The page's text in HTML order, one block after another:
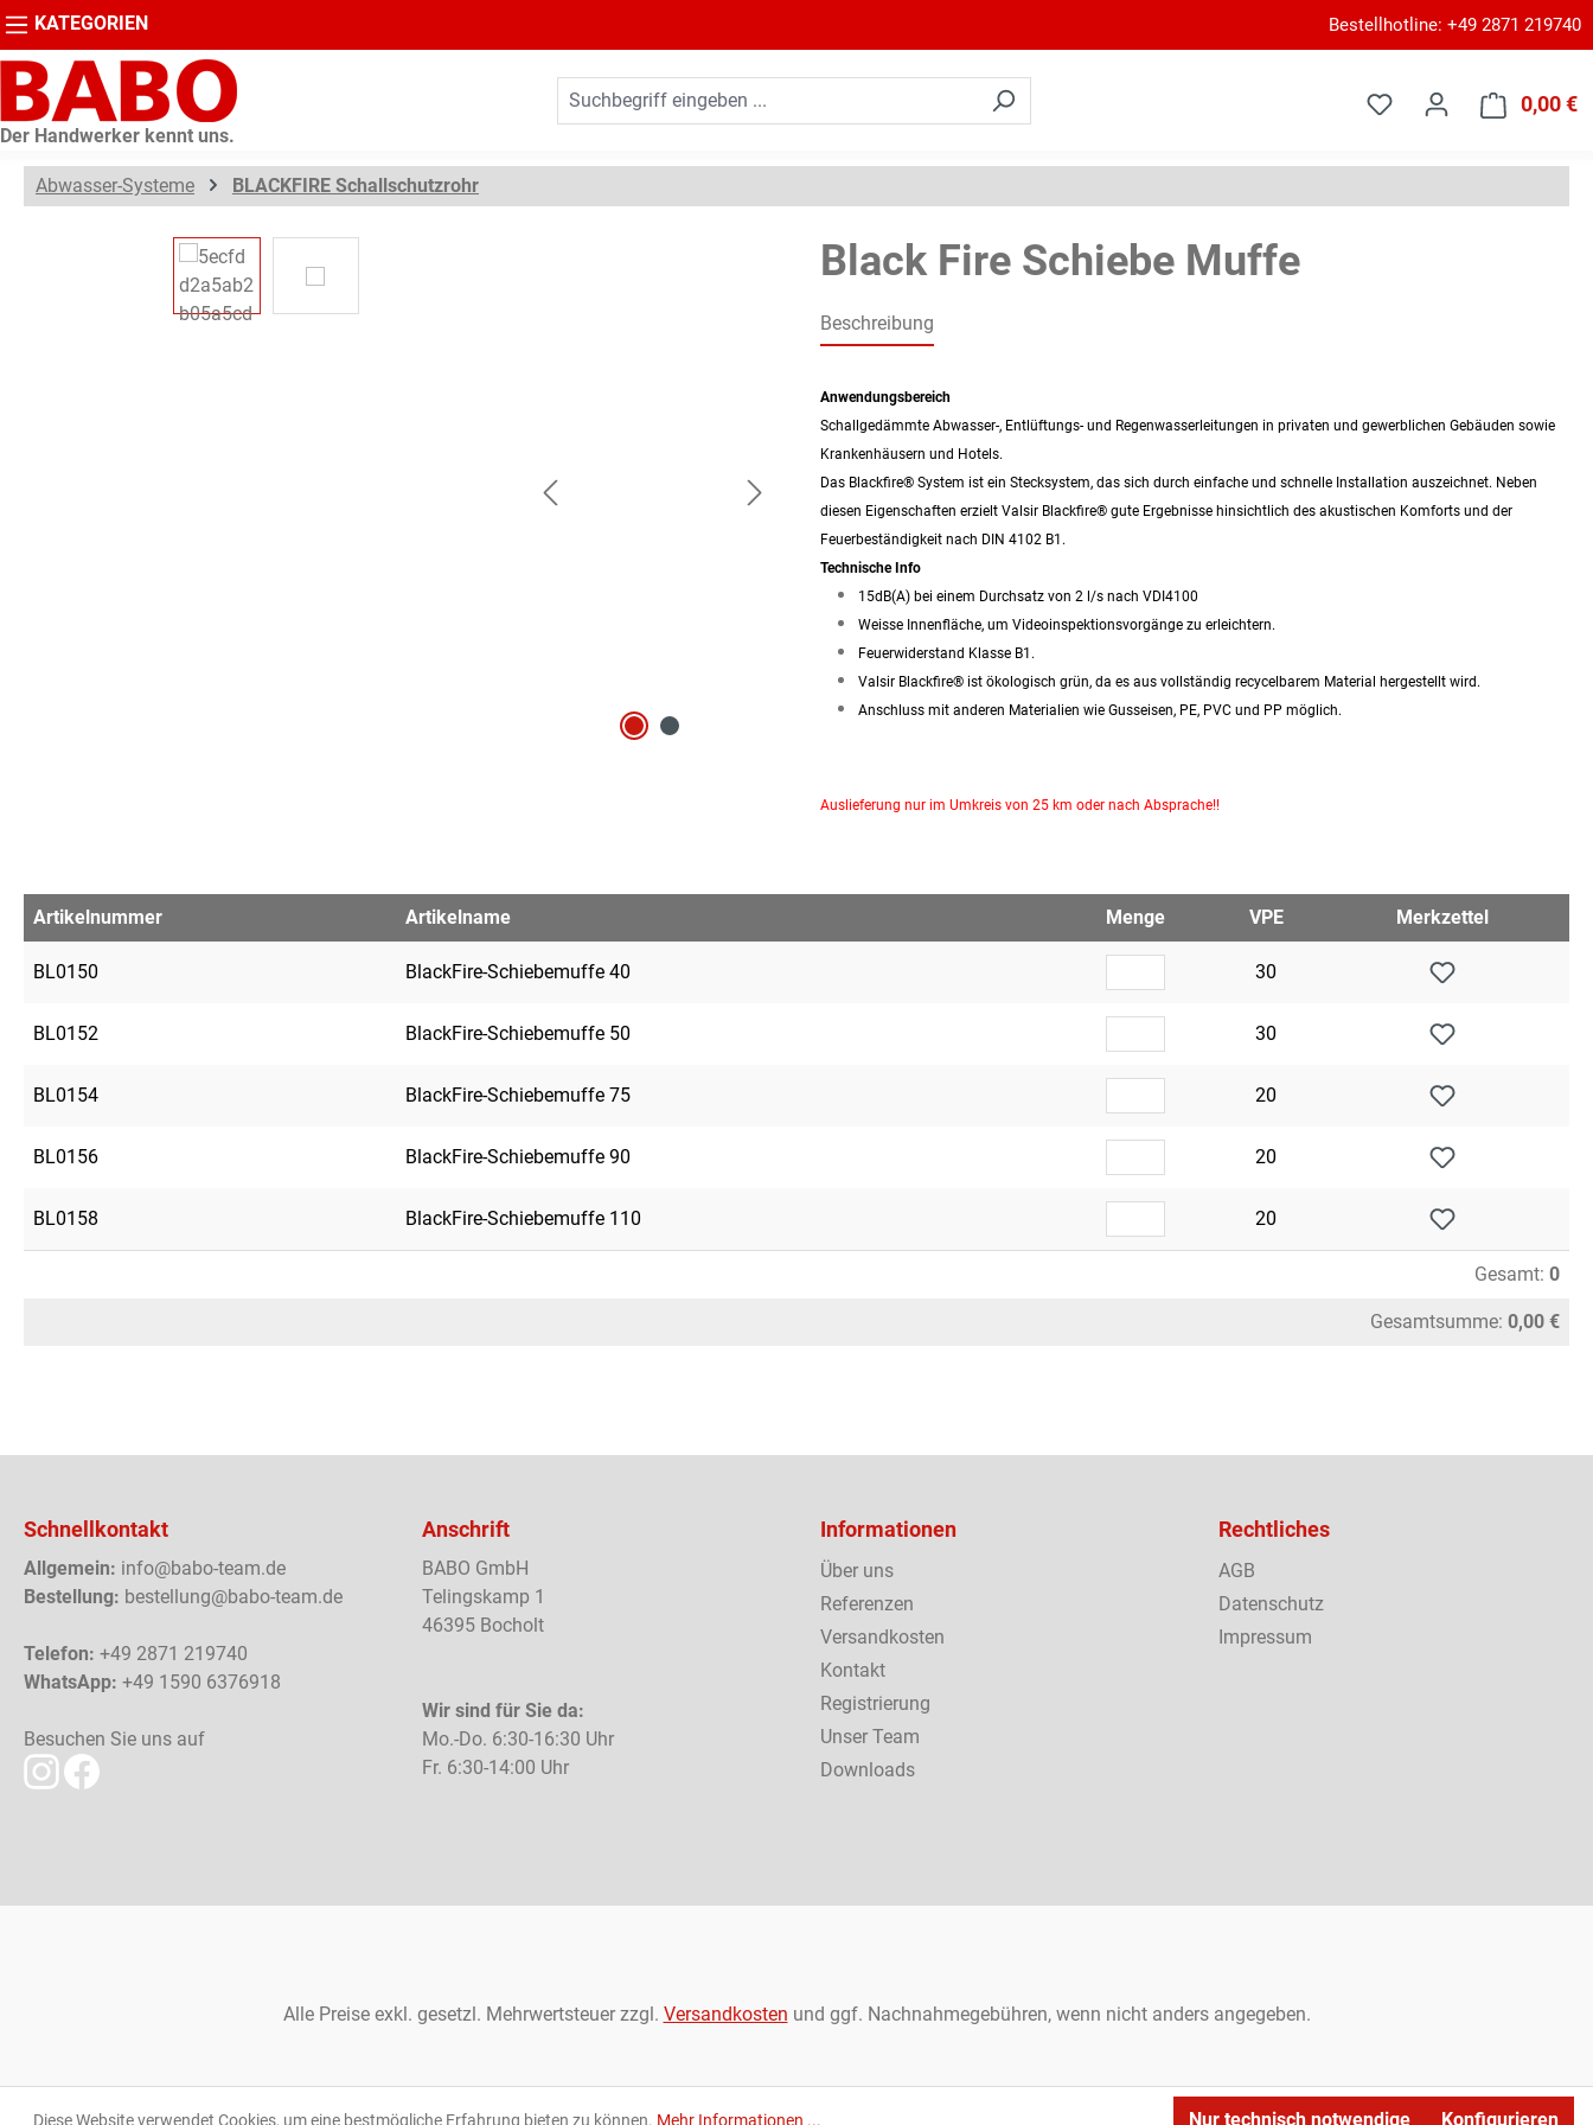
Zur Hauptnavigation springen Bestellhotline: +49 2871 219740
Der Handwerker kennt uns.
0,00 €
KATEGORIEN
Abwasser-Systeme BLACKFIRE Schallschutzrohr
Bildergalerie überspringen Black Fire Schiebe Muffe
Beschreibung
Anwendungsbereich
Schallgedämmte Abwasser-, Entlüftungs- und Regenwasserleitungen in privaten und gewerblichen Gebäuden sowie
Krankenhäusern und Hotels.
Das Blackfire® System ist ein Stecksystem, das sich durch einfache und schnelle Installation auszeichnet. Neben
diesen Eigenschaften erzielt Valsir Blackfire® gute Ergebnisse hinsichtlich des akustischen Komforts und der
Feuerbeständigkeit nach DIN 4102 B1.
Technische Info
15dB(A) bei einem Durchsatz von 2 l/s nach VDI4100
Weisse Innenfläche, um Videoinspektionsvorgänge zu erleichtern.
Feuerwiderstand Klasse B1.
Valsir Blackfire® ist ökologisch grün, da es aus vollständig recycelbarem Material hergestellt wird.
Anschluss mit anderen Materialien wie Gusseisen, PE, PVC und PP möglich.
Auslieferung nur im Umkreis von 25 km oder nach Absprache!!
Artikelnummer Artikelname Menge VPE Merkzettel
BL0150 BlackFire-Schiebemuffe 40 30
BL0152 BlackFire-Schiebemuffe 50 30
BL0154 BlackFire-Schiebemuffe 75 20
BL0156 BlackFire-Schiebemuffe 90 20
BL0158 BlackFire-Schiebemuffe 110 20
Gesamt: 0
Gesamtsumme: 0,00 €
Schnellkontakt
Allgemein: info@babo-team.de
Bestellung: bestellung@babo-team.de
Telefon: +49 2871 219740
WhatsApp: +49 1590 6376918
Besuchen Sie uns auf
Anschrift
BABO GmbH
Telingskamp 1
46395 Bocholt
Wir sind für Sie da:
Mo.-Do. 6:30-16:30 Uhr
Fr. 6:30-14:00 Uhr
Informationen
Über uns
Referenzen
Versandkosten
Kontakt
Registrierung
Unser Team
Downloads
Rechtliches
AGB
Datenschutz
Impressum
Alle Preise exkl. gesetzl. Mehrwertsteuer zzgl. Versandkosten und ggf. Nachnahmegebühren, wenn nicht anders angegeben.
Diese Website verwendet Cookies, um eine bestmögliche Erfahrung bieten zu können. Mehr Informationen ... Nur technisch notwendige Konfigurieren